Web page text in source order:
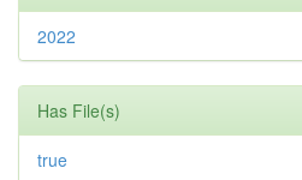
2022
Has File(s)
true